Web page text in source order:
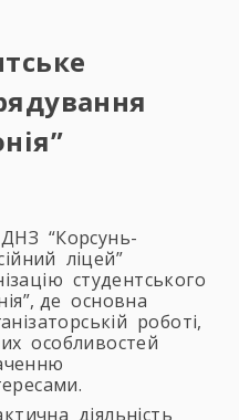
“Корсунь-
ліцей”
студентського
де основна
роботі,
особливостей
діяльність